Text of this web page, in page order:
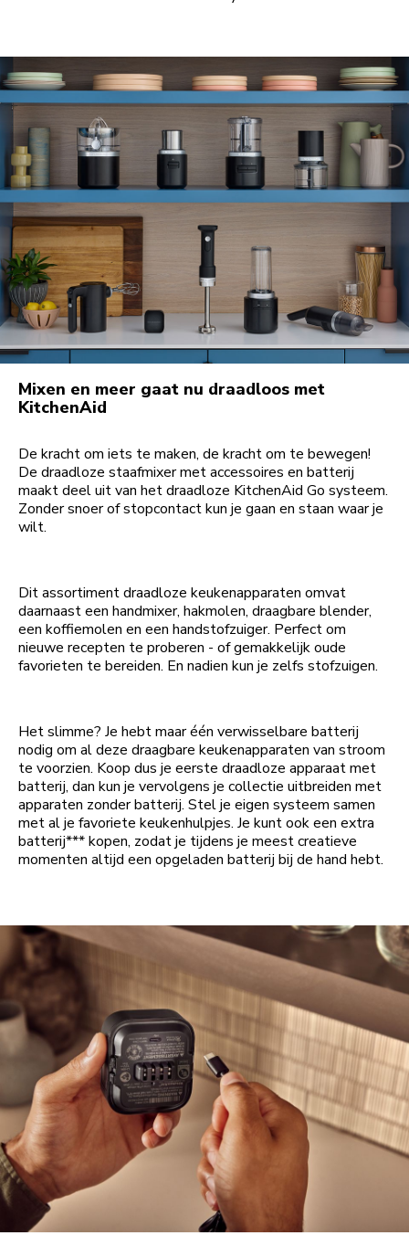
Mixen en meer gaat nu draadloos met
KitchenAid
De kracht om iets te maken, de kracht om te bewegen!
De draadloze staafmixer met accessoires en batterij
maakt deel uit van het draadloze KitchenAid Go systeem.
Zonder snoer of stopcontact kun je gaan en staan waar je
wilt.
Dit assortiment draadloze keukenapparaten omvat
daarnaast een handmixer, hakmolen, draagbare blender,
een koffiemolen en een handstofzuiger. Perfect om
nieuwe recepten te proberen - of gemakkelijk oude
favorieten te bereiden. En nadien kun je zelfs stofzuigen.
Het slimme? Je hebt maar één verwisselbare batterij
nodig om al deze draagbare keukenapparaten van stroom
te voorzien. Koop dus je eerste draadloze apparaat met
batterij, dan kun je vervolgens je collectie uitbreiden met
apparaten zonder batterij. Stel je eigen systeem samen
met al je favoriete keukenhulpjes. Je kunt ook een extra
batterij*** kopen, zodat je tijdens je meest creatieve
momenten altijd een opgeladen batterij bij de hand hebt.